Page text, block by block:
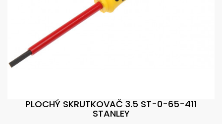
PLOCHÝ SKRUTKOVAČ 3.5 ST-0-65-411
STANLEY